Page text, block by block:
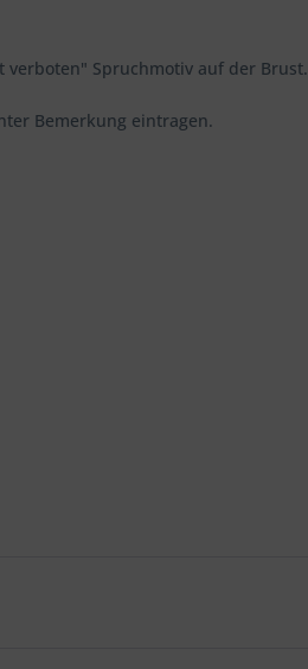
verboten" Spruchmotiv auf der Brust.
Bemerkung eintragen.